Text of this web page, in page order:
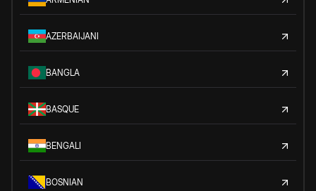
AZERBAIJANI
BANGLA
BASQUE
BENGALI
BOSNIAN